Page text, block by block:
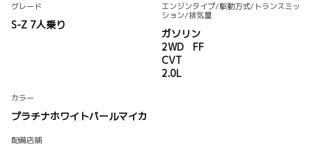
グレード
S-Z 7人乗り
エンジンタイプ/駆動方式/ トランスミッ
ション/排気量
ガソリン
2WD FF
CVT
2.0L
カラー
プラチナホワイトパールマイカ
配備店舗